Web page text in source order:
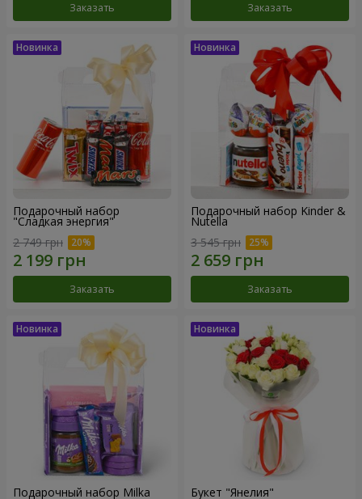
Заказать Заказать
Подарочный набор
"Сладкая энергия"
2 749 грн
Заказать
Подарочный набор Kinder &
Nutella
3 545 грн
Заказать
Подарочный набор Milka Букет "Янелия"